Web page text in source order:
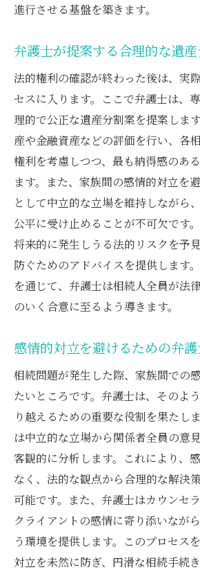
進行させる基盤を築きます。
弁護士が提案する合理的な遺
法的権利の確認が終わった後は、実
セスに入ります。ここで弁護士は、
理的で公正な遺産分割案を提案しま
産や金融資産などの評価を行い、各
権利を考慮しつつ、最も納得感のあ
ます。また、家族間の感情的対立を
として中立的な立場を維持しながら
公平に受け止めることが不可欠です
将来的に発生しうる法的リスクを予
防ぐためのアドバイスを提供します
を通じて、弁護士は相続人全員が法
のいく合意に至るよう導きます。
感情的対立を避けるための弁
相続問題が発生した際、家族間での
たいところです。弁護士は、そのよ
り越えるための重要な役割を果たし
は中立的な立場から関係者全員の意
客観的に分析します。これにより、
なく、法的な観点から合理的な解決
可能です。また、弁護士はカウンセ
クライアントの感情に寄り添いなが
う環境を提供します。このプロセス
対立を未然に防ぎ、円滑な相続手続